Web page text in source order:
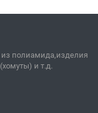
из полиамида,изделия
и т.д.